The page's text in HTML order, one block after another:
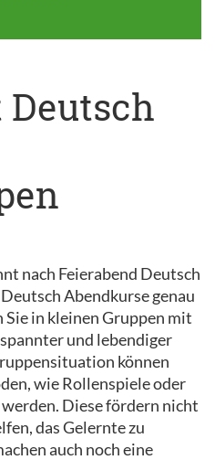
nach Feierabend Deutsch
Abendkurse genau
in kleinen Gruppen mit
und lebendiger
können
wie Rollenspiele oder
Diese fördern nicht
das Gelernte zu
auch noch eine